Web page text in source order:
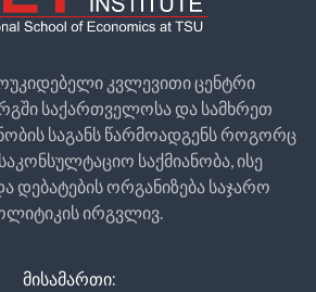
კვლევითი ცენტრი
საქართველოსა და სამხრეთ
საგანს წარმოადგენს როგორც
საქმიანობა, ისე
დებატების ორგანიზება საჯარო
ირგვლივ.
ᲛᲘᲡᲐᲛᲐᲠᲗᲘ: